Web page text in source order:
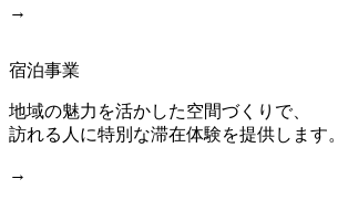
→
宿泊事業
地域の魅力を活かした空間づくりで、
訪れる人に特別な滞在体験を提供します。
→